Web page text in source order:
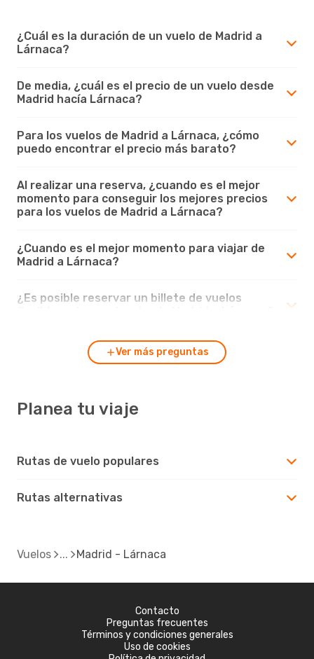
¿Cuál es la duración de un vuelo de Madrid a
Lárnaca?
De media, ¿cuál es el precio de un vuelo desde
Madrid hacía Lárnaca?
Para los vuelos de Madrid a Lárnaca, ¿cómo
puedo encontrar el precio más barato?
Al realizar una reserva, ¿cuando es el mejor
momento para conseguir los mejores precios
para los vuelos de Madrid a Lárnaca?
¿Cuando es el mejor momento para viajar de
Madrid a Lárnaca?
¿Es posible reservar un billete de vuelos
Ver más preguntas
Planea tu viaje
Rutas de vuelo populares
Rutas alternativas
Vuelos Madrid - Lárnaca
Contacto
Preguntas frecuentes
Términos y condiciones generales
Uso de cookies